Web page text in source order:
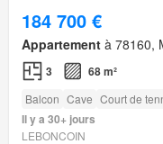
184 700 €
Appartement à 78160,
3 68 m²
Balcon Cave Court de
Il y a 30+ jours
LEBONCOIN